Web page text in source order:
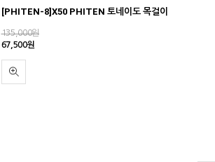
[PHITEN-8]X50 PHITEN 토네이도 목걸이
135,000원
67,500원